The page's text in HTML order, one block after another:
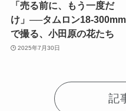
「売る前に、もう一度だ
け」──タムロン18-300mm
で撮る、小田原の花たち
2025年7月30日
記